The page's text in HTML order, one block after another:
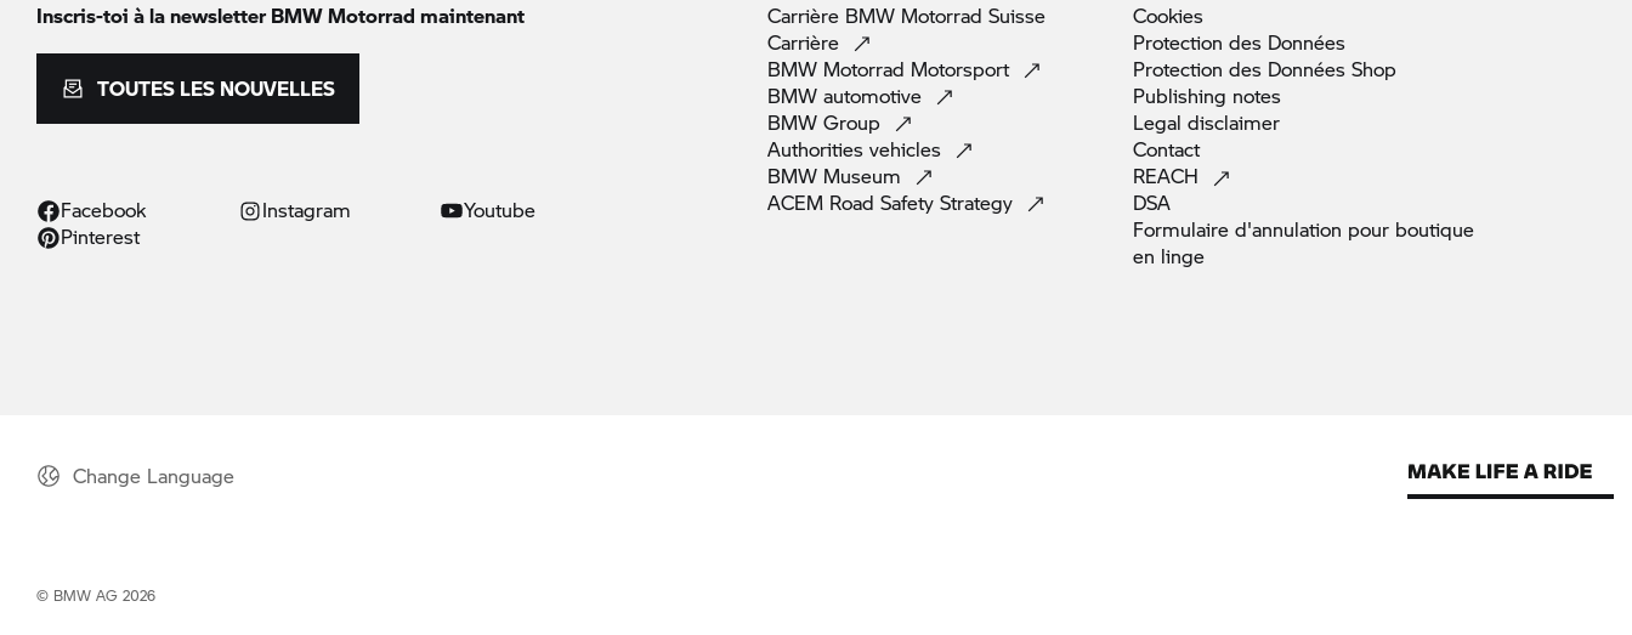
Inscris-toi à la newsletterBMW Motorrad maintenant
TOUTES LES NOUVELLES
Facebook Instagram
Youtube
Pinterest
Carrière BMW Motorrad Suisse
Carrière
BMW Motorrad Motorsport
BMW automotive
BMW Group
Authorities vehicles
BMW Museum
ACEM Road Safety Strategy
Cookies
Protection des Données
Protection des Données Shop
Publishing notes
Legal disclaimer
Contact
REACH
DSA
Formulaire d'annulation pour boutique
en linge
Change Language
© BMW AG 2026